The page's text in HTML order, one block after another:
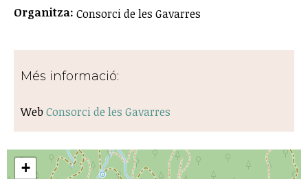
Organitza: Consorci de les Gavarres
Més informació:
Web Consorci de les Gavarres
+